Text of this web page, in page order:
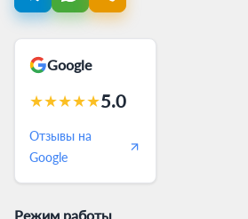
Google
★★★★★5.0
Отзывы на
Google
Режим работы